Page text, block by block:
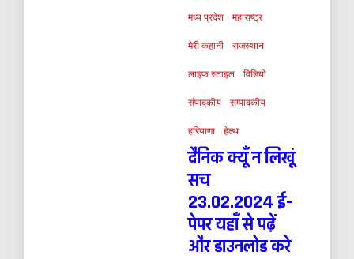
मध्य प्रदेश महाराष्ट्र
मेरी कहानी राजस्थान
लाइफ स्टाइल विडियो
संपादकीय सम्पादकीय
हरियाणा हेल्थ
दैनिक क्यूँ न लिखूं
सच
23.02.2024 ई-
पेपर यहाँ से पढ़ें
और डाउनलोड करे